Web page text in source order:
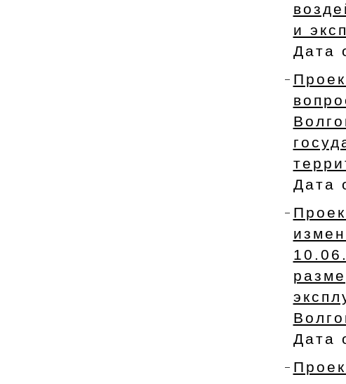
и
Дата
Дата
Дата